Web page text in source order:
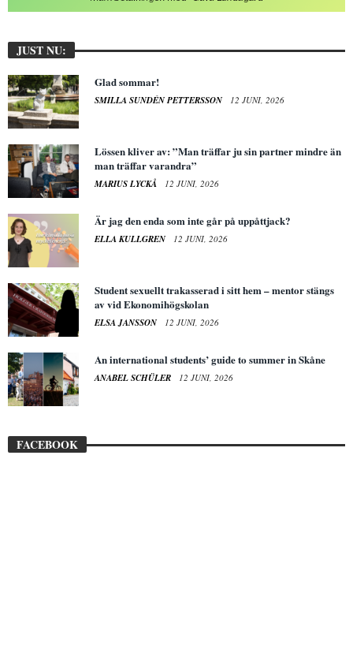
JUST NU:
Glad sommar!
SMILLA SUNDÉN PETTERSSON 12 JUNI, 2026
Lössen kliver av: ”Man träffar ju sin partner mindre än
man träffar varandra”
MARIUS LYCKÅ 12 JUNI, 2026
Är jag den enda som inte går på uppåttjack?
ELLA KULLGREN 12 JUNI, 2026
Student sexuellt trakasserad i sitt hem – mentor stängs
av vid Ekonomihögskolan
ELSA JANSSON 12 JUNI, 2026
An international students’ guide to summer in Skåne
ANABEL SCHÜLER 12 JUNI, 2026
FACEBOOK